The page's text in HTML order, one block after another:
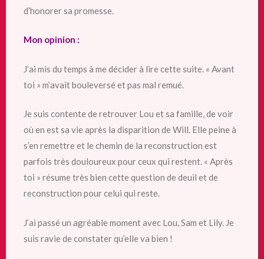
d’honorer sa promesse.
Mon opinion :
J’ai mis du temps à me décider à lire cette suite. « Avant
toi » m’avait bouleversé et pas mal remué.
Je suis contente de retrouver Lou et sa famille, de voir
où en est sa vie après la disparition de Will. Elle peine à
s’en remettre et le chemin de la reconstruction est
parfois très douloureux pour ceux qui restent. « Après
toi » résume très bien cette question de deuil et de
reconstruction pour celui qui reste.
J’ai passé un agréable moment avec Lou, Sam et Lily. Je
suis ravie de constater qu’elle va bien !